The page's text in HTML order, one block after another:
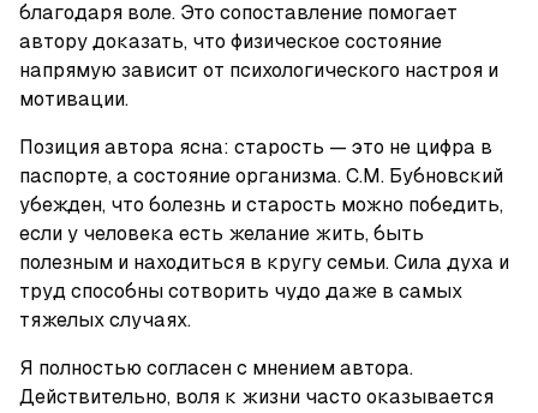
благодаря воле. Это сопоставление помогает
автору доказать, что физическое состояние
напрямую зависит от психологического настроя и
мотивации.
Позиция автора ясна: старость — это не цифра в
паспорте, а состояние организма. С.М. Бубновский
убежден, что болезнь и старость можно победить,
если у человека есть желание жить, быть
полезным и находиться в кругу семьи. Сила духа и
труд способны сотворить чудо даже в самых
тяжелых случаях.
Я полностью согласен с мнением автора.
Действительно, воля к жизни часто оказывается